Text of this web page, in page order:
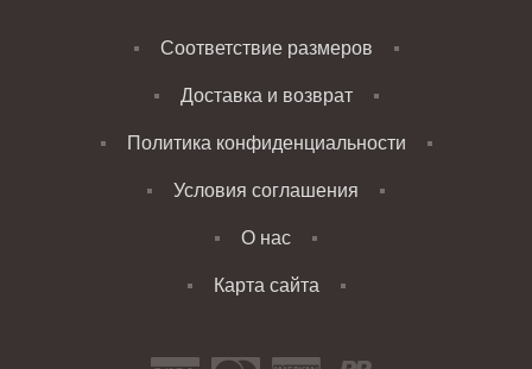
Соответствие размеров
Доставка и возврат
Политика конфиденциальности
Условия соглашения
О нас
Карта сайта